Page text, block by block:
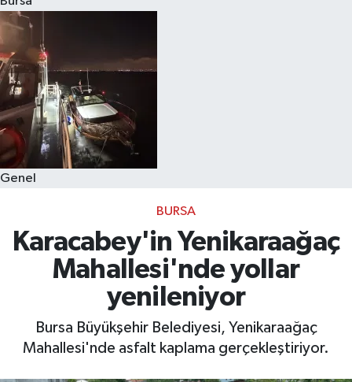
Genel
BURSA
Karacabey'in Yenikaraağaç
Mahallesi'nde yollar
yenileniyor
Bursa Büyükşehir Belediyesi, Yenikaraağaç
Mahallesi'nde asfalt kaplama gerçekleştiriyor.
Sağlık
Dünya
Magazin
Kültür & Sanat
Teknoloji
Genel